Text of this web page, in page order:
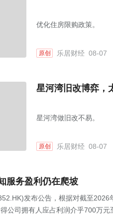
优化住房限购政策。
原创 乐居财经 08-07
星河湾旧改博弈，
星河湾做旧改不易。
原创 乐居财经 08-07
服务盈利仍在爬坡
发布公告，根据对截至
公司拥有人应占利润介乎700万